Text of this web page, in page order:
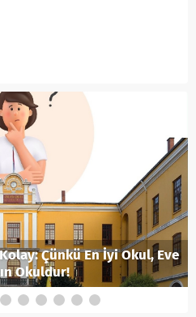
Çünkü En İyi Okul, Eve
Okuldur!